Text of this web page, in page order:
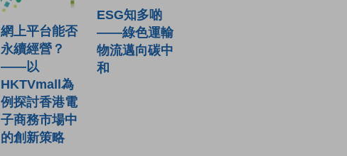
網上平台能否
永續經營？
——以
HKTVmall為
例探討香港電
子商務市場中
的創新策略
ESG知多啲
——綠色運輸
物流邁向碳中
和